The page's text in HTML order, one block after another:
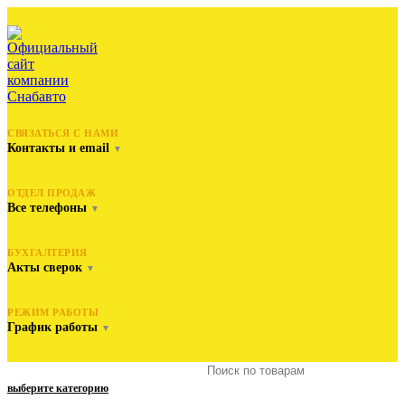
СВЯЗАТЬСЯ С НАМИ
Контакты и email ▼
ОТДЕЛ ПРОДАЖ
Все телефоны ▼
БУХГАЛТЕРИЯ
Акты сверок ▼
РЕЖИМ РАБОТЫ
График работы ▼
выберите категорию